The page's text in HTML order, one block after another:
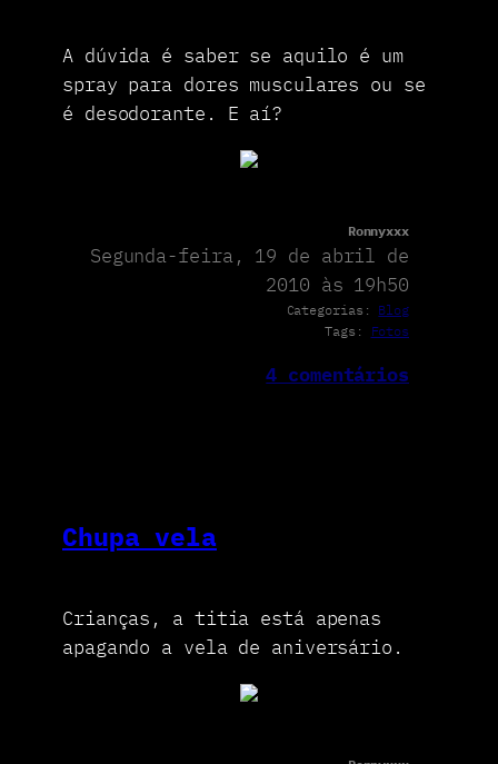
A dúvida é saber se aquilo é um
spray para dores musculares ou se
é desodorante. E aí?
Ronnyxxx
Segunda-feira, 19 de abril de
2010 às 19h50
Categorias: Blog
Tags: Fotos
4 comentários
Chupa vela
Crianças, a titia está apenas
apagando a vela de aniversário.